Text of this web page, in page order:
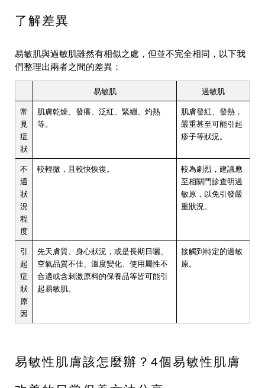
了解差異
易敏肌與過敏肌雖然有相似之處，但並不完全相同，以下我
們整理出兩者之間的差異：
易敏肌 過敏肌
常
見
症
狀
肌膚乾燥、發癢、泛紅、緊繃、灼熱
等。
肌膚發紅、發熱，
嚴重甚至可能引起
疹子等狀況。
不
適
狀
況
程
度
較輕微，且較快恢復。
較為劇烈，建議應
至相關門診查明過
敏原，以免引發嚴
重狀況。
引
起
症
狀
原
因
先天膚質、身心狀況，或是長期日曬、
空氣品質不佳、溫度變化、使用屬性不
合適或含刺激原料的保養品等皆可能引
起易敏肌。
接觸到特定的過敏
原。
易敏性肌膚該怎麼辦？4個易敏性肌膚